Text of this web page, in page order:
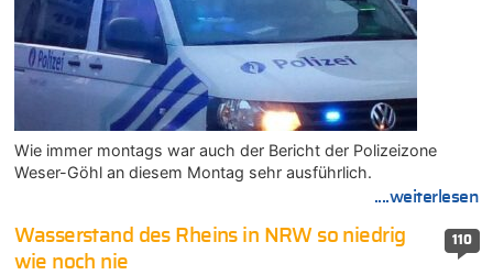
Wie immer montags war auch der Bericht der Polizeizone
Weser-Göhl an diesem Montag sehr ausführlich.
....weiterlesen
110
Wasserstand des Rheins in NRW so niedrig
wie noch nie